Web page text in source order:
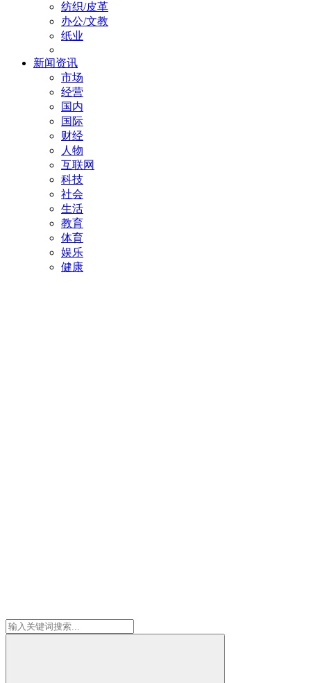
纺织/皮革
办公/文教
纸业
新闻资讯
市场
经营
国内
国际
财经
人物
互联网
科技
社会
生活
教育
体育
娱乐
健康